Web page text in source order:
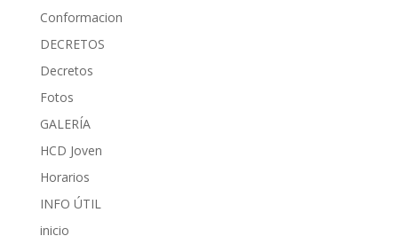
Conformacion
DECRETOS
Decretos
Fotos
GALERÍA
HCD Joven
Horarios
INFO ÚTIL
inicio